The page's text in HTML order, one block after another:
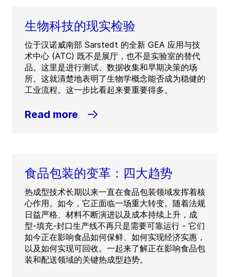
生物科技的现实检验
位于汉诺威南部 Sarstedt 的全新 GEA 应用与技
术中心 (ATC) 既不是展厅，也不是实验室的替代
品。这里是进行测试、数据收集和早期决策的场
所。这就清楚地表明了生物学概念能否成为稳健的
工业流程。这一步比看起来要重要得多。
Read more
食品包装的变革：四大趋势
热成型技术长期以来一直在食品包装领域发挥着核
心作用。如今，它正面临一场重大转变。随着法规
日益严格、材料不断演进以及成本持续上升，成
型-填充-封口生产线不再只是需要可靠运行 - 它们
如今正在影响食品如何保鲜、如何实现经济实惠，
以及如何实现可回收。一起来了解正在影响食品包
装和配送领域的关键热成型趋势。